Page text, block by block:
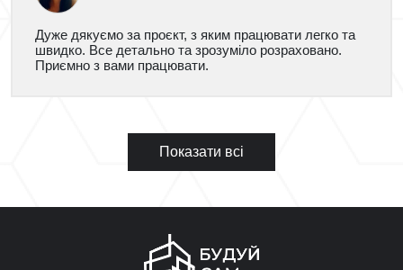
Дуже дякуємо за проєкт, з яким працювати легко та
швидко. Все детально та зрозуміло розраховано.
Приємно з вами працювати.
Показати всі